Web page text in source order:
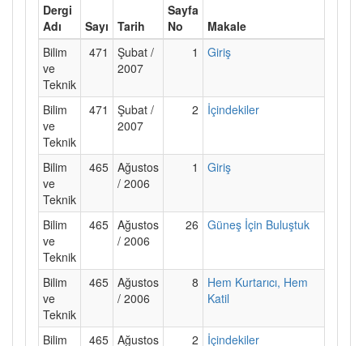
Dergi
Adı
Sayı Tarih
Sayfa
No
Makale
Bilim
ve
Teknik
471
Şubat /
2007
1 Giriş
Bilim
ve
Teknik
471
Şubat /
2007
2 İçindekiler
Bilim
ve
Teknik
465 Ağustos
/ 2006
1 Giriş
Bilim
ve
Teknik
465 Ağustos
/ 2006
26 Güneş İçin Buluştuk
Bilim
ve
Teknik
465 Ağustos
/ 2006
8
Hem Kurtarıcı, Hem
Katil
Bilim 465 Ağustos 2 İçindekiler